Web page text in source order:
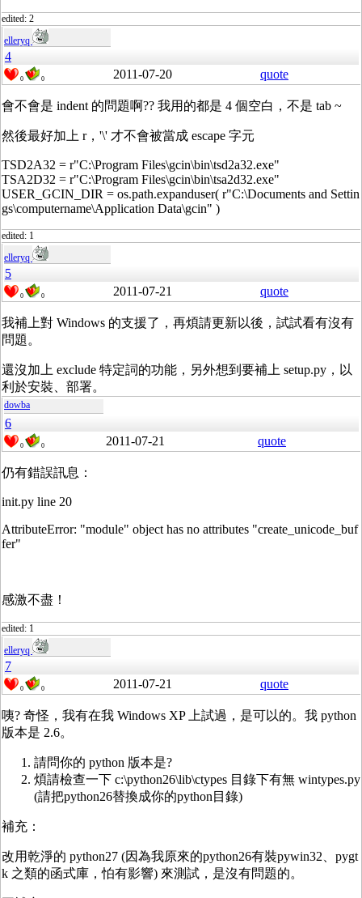
edited: 2
elleryq
4
0 0 2011-07-20 quote
會不會是 indent 的問題啊?? 我用的都是 4 個空白，不是 tab ~
然後最好加上 r，'\' 才不會被當成 escape 字元
TSD2A32 = r"C:\Program Files\gcin\bin\tsd2a32.exe"
TSA2D32 = r"C:\Program Files\gcin\bin\tsa2d32.exe"
USER_GCIN_DIR = os.path.expanduser( r"C:\Documents and Settin
gs\computername\Application Data\gcin" )
edited: 1
elleryq
5
0 0 2011-07-21 quote
我補上對 Windows 的支援了，再煩請更新以後，試試看有沒有
問題。
還沒加上 exclude 特定詞的功能，另外想到要補上 setup.py，以
利於安裝、部署。
dowba
6
0 0 2011-07-21 quote
仍有錯誤訊息：
init.py line 20
AttributeError: "module" object has no attributes "create_unicode_buf
fer"
感激不盡！
edited: 1
elleryq
7
0 0 2011-07-21 quote
咦? 奇怪，我有在我 Windows XP 上試過，是可以的。我 python
版本是 2.6。
請問你的 python 版本是?
煩請檢查一下 c:\python26\lib\ctypes 目錄下有無 wintypes.py
(請把python26替換成你的python目錄)
補充：
改用乾淨的 python27 (因為我原來的python26有裝pywin32、pygt
k 之類的函式庫，怕有影響) 來測試，是沒有問題的。